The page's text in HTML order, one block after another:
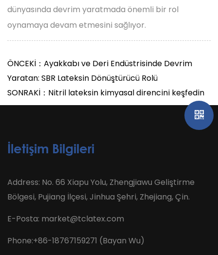
dünyasında devrim yaratmada önemli bir rol
oynamaya devam etmesini sağlıyor.
ÖNCEKİ：Ayakkabı ve Deri Endüstrisinde Devrim
Yaratan: SBR Lateksin Dönüştürücü Rolü
SONRAKİ：Nitril lateksin kimyasal direncini keşfedin
İletişim Bilgileri
Address: No. 66 Xiapu Yolu, Zhengjiawu Geliştirme
Bölgesi, Pujiang İlçesi, Jinhua Şehri, Zhejiang, Çin.
E-Posta: market@tclatex.com
Phone:+86-18767159271 (Bayan Wu)